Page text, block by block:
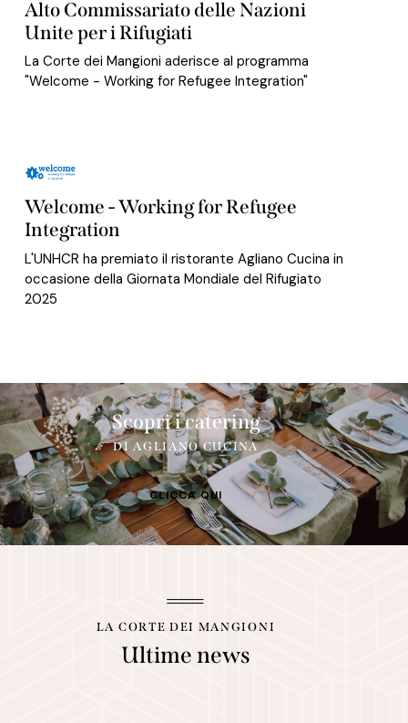
Alto Commissariato delle Nazioni
Unite per i Rifugiati
La Corte dei Mangioni aderisce al programma
"Welcome - Working for Refugee Integration"
Welcome - Working for Refugee
Integration
L'UNHCR ha premiato il ristorante Agliano Cucina in
occasione della Giornata Mondiale del Rifugiato
2025
Scopri i catering
DI AGLIANO CUCINA
CLICCA QUI
LA CORTE DEI MANGIONI
Ultime news